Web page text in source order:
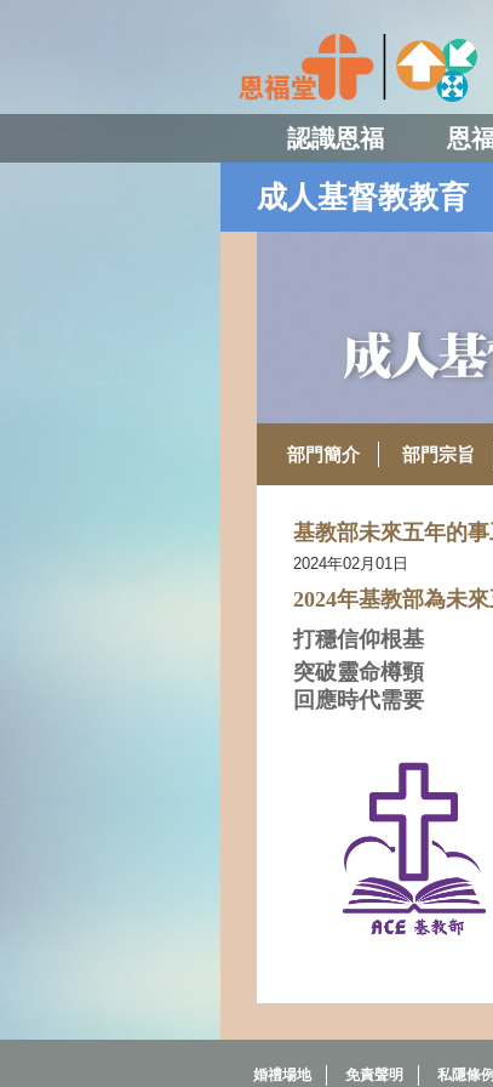
認識恩福 恩
成人基督教教育
部門簡介 部門宗旨
基教部未來五年的
2024年02月01日
2024年基教部為未
打穩信仰根基
突破靈命樽頸
回應時代需要
婚禮場地 免責聲明 私隱條例